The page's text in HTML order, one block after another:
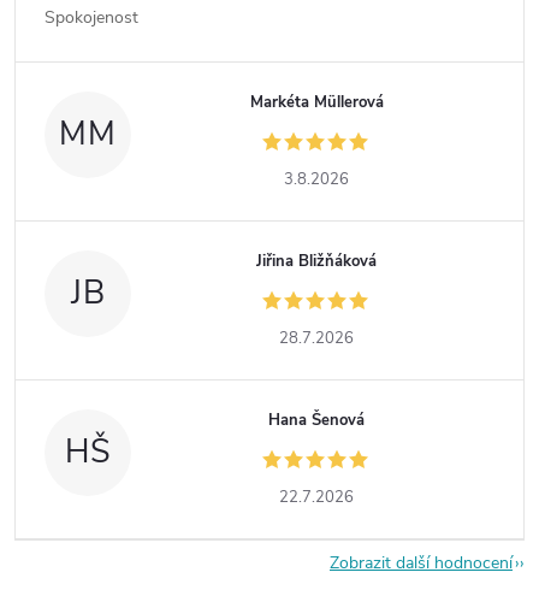
Spokojenost
MM
Markéta Müllerová
3.8.2026
JB
Jiřina Bližňáková
28.7.2026
HŠ
Hana Šenová
22.7.2026
Zobrazit další hodnocení